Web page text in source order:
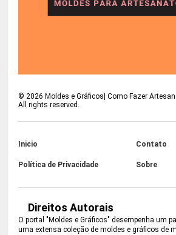
©2026 Moldes e Gráficos| Como Fazer
All rights reserved.
Inicio Contato
Política de Privacidade Sobre
Direitos Autorais
O portal "Moldes e Gráficos" desempenha um
uma extensa coleção de moldes e gráficos de